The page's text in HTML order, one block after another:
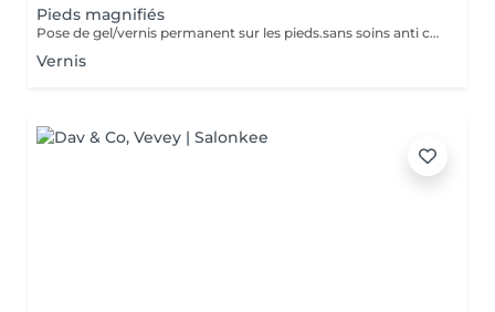
Pieds magnifiés
Pose de gel/vernis permanent sur les pieds.sans soins anti callosité
Vernis